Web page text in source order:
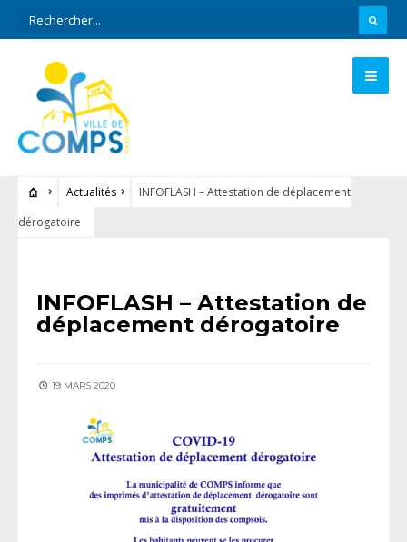
Actualités
INFOFLASH – Attestation de déplacement
dérogatoire
INFOFLASH – Attestation de
déplacement dérogatoire
19 MARS 2020